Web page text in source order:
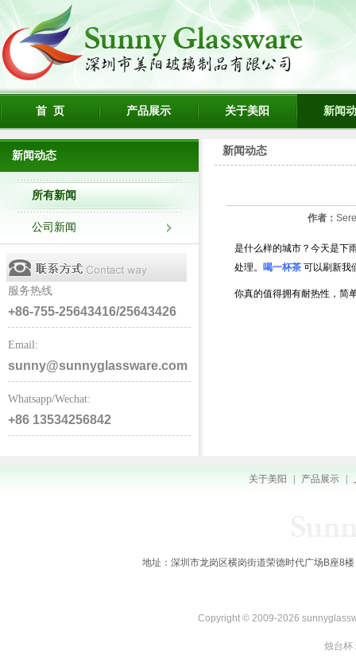
首 页 产品展示 关于美阳 新闻
新闻动态
所有新闻
公司新闻
服务热线
+86-755-25643416/25643426
Email:
sunny@sunnyglassware.com
Whatsapp/Wechat:
+86 13534256842
新闻动态
作者：
是什么样的城市？今天是下
处理。 喝一杯茶 可以刷新我
你真的值得拥有耐热性，简
关于美阳 产品展示
地址：深圳市龙岗区横岗街道荣德时代广场B座8
Copyright © 2009-2026
烛台杯